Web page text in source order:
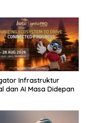
Infrastruktur
dan AI Masa Didepan